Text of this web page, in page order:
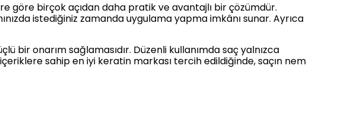
göre birçok açıdan daha pratik ve avantajlı bir çözümdür.
istediğiniz zamanda uygulama yapma imkânı sunar. Ayrıca
bir onarım sağlamasıdır. Düzenli kullanımda saç yalnızca
sahip en iyi keratin markası tercih edildiğinde, saçın nem